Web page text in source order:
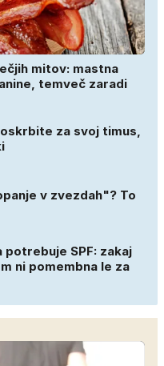
mitov: mastna
temveč zaradi
za svoj timus,
v zvezdah"? To
potrebuje SPF: zakaj
ni pomembna le za